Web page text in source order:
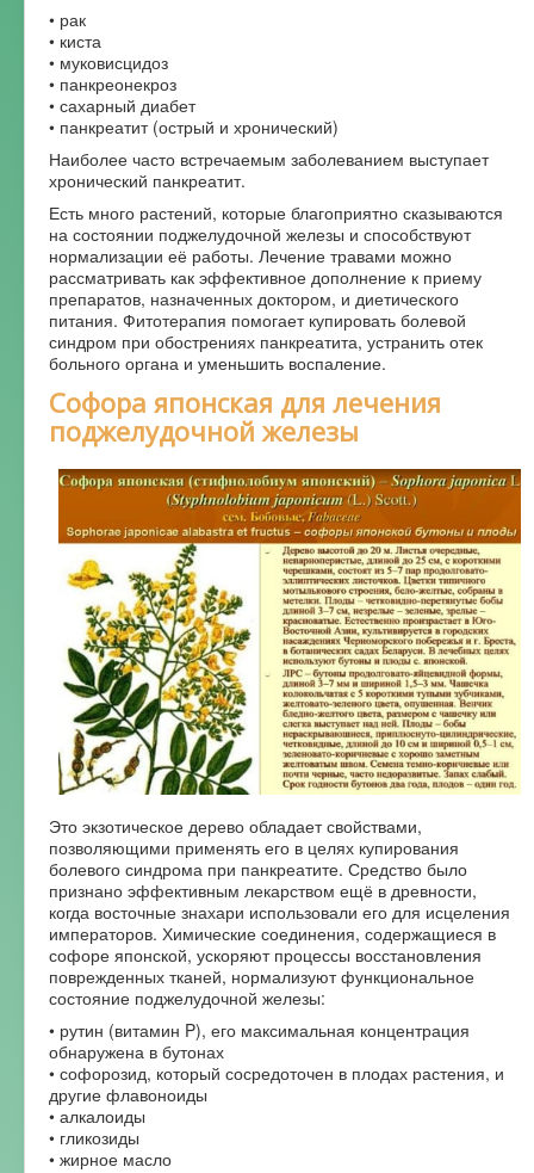
• рак
• киста
• муковисцидоз
• панкреонекроз
• сахарный диабет
• панкреатит (острый и хронический)
Наиболее часто встречаемым заболеванием выступает
хронический панкреатит.
Есть много растений, которые благоприятно сказываются
на состоянии поджелудочной железы и способствуют
нормализации её работы. Лечение травами можно
рассматривать как эффективное дополнение к приему
препаратов, назначенных доктором, и диетического
питания. Фитотерапия помогает купировать болевой
синдром при обострениях панкреатита, устранить отек
больного органа и уменьшить воспаление.
Софора японская для лечения
поджелудочной железы
Это экзотическое дерево обладает свойствами,
позволяющими применять его в целях купирования
болевого синдрома при панкреатите. Средство было
признано эффективным лекарством ещё в древности,
когда восточные знахари использовали его для исцеления
императоров. Химические соединения, содержащиеся в
софоре японской, ускоряют процессы восстановления
поврежденных тканей, нормализуют функциональное
состояние поджелудочной железы:
• рутин (витамин P), его максимальная концентрация
обнаружена в бутонах
• софорозид, который сосредоточен в плодах растения, и
другие флавоноиды
• алкалоиды
• гликозиды
• жирное масло